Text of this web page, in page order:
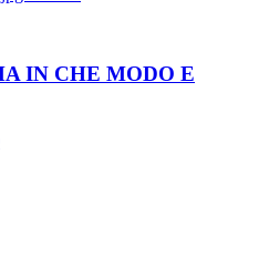
IN CHE MODO E